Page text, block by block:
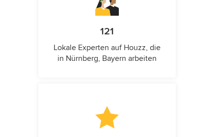
121
Lokale Experten auf Houzz, die
in Nürnberg, Bayern arbeiten